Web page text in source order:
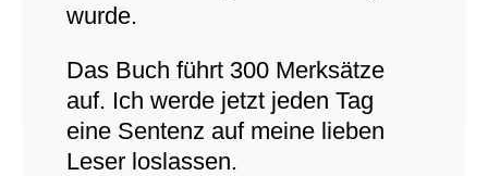
wurde.
Das Buch führt 300 Merksätze
auf. Ich werde jetzt jeden Tag
eine Sentenz auf meine lieben
Leser loslassen.